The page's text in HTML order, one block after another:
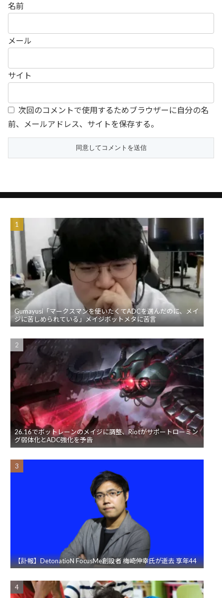
名前
メール
サイト
次回のコメントで使用するためブラウザーに自分の名
前、メールアドレス、サイトを保存する。
Gumayusi「マークスマンを使いたくてADCを選んだのに、メイ
ジに苦しめられている」メイジボットメタに苦言
26.16でボットレーンのメイジに調整、Riotがサポートローミン
グ弱体化とADC強化を予告
【訃報】DetonatioN FocusMe創設者 梅崎伸幸氏が逝去 享年44